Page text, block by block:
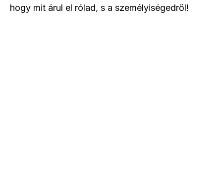
hogy mit árul el rólad, s a személyiségedről!